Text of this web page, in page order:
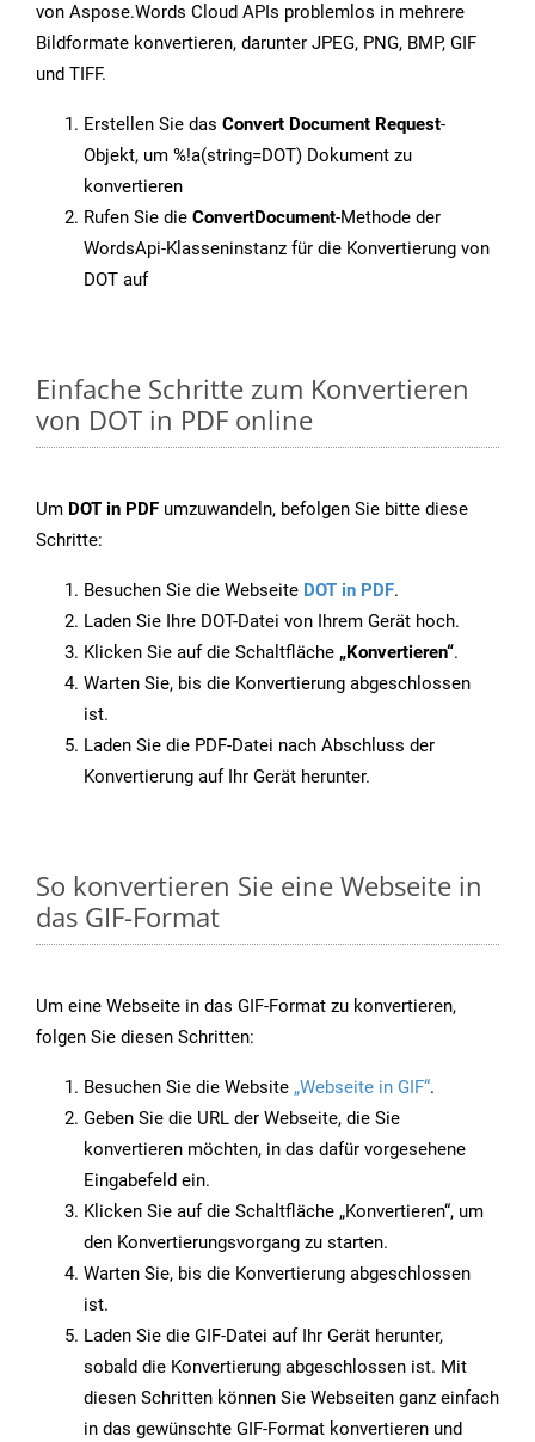
von Aspose.Words Cloud APIs problemlos in mehrere
Bildformate konvertieren, darunter JPEG, PNG, BMP, GIF
und TIFF.
Erstellen Sie das Convert Document Request-
Objekt, um %!a(string=DOT) Dokument zu
konvertieren
Rufen Sie die ConvertDocument-Methode der
WordsApi-Klasseninstanz für die Konvertierung von
DOT auf
Einfache Schritte zum Konvertieren
von DOT in PDF online
Um DOT in PDF umzuwandeln, befolgen Sie bitte diese
Schritte:
Besuchen Sie die Webseite DOT in PDF.
Laden Sie Ihre DOT-Datei von Ihrem Gerät hoch.
Klicken Sie auf die Schaltfläche „Konvertieren“.
Warten Sie, bis die Konvertierung abgeschlossen
ist.
Laden Sie die PDF-Datei nach Abschluss der
Konvertierung auf Ihr Gerät herunter.
So konvertieren Sie eine Webseite in
das GIF-Format
Um eine Webseite in das GIF-Format zu konvertieren,
folgen Sie diesen Schritten:
Besuchen Sie die Website „Webseite in GIF“.
Geben Sie die URL der Webseite, die Sie
konvertieren möchten, in das dafür vorgesehene
Eingabefeld ein.
Klicken Sie auf die Schaltfläche „Konvertieren“, um
den Konvertierungsvorgang zu starten.
Warten Sie, bis die Konvertierung abgeschlossen
ist.
Laden Sie die GIF-Datei auf Ihr Gerät herunter,
sobald die Konvertierung abgeschlossen ist. Mit
diesen Schritten können Sie Webseiten ganz einfach
in das gewünschte GIF-Format konvertieren und